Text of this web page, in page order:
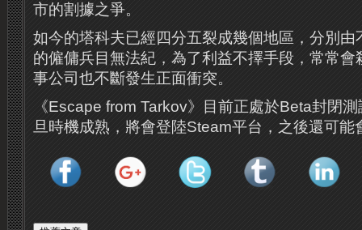
市的割據之爭。
如今的塔科夫已經四分五裂成幾個地區，分別由
的僱傭兵目無法紀，為了利益不擇手段，常常
事公司也不斷發生正面衝突。
《Escape from Tarkov》目前正處於Beta封閉
旦時機成熟，將會登陸Steam平台，之後還可能